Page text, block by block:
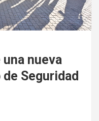
nueva
Seguridad